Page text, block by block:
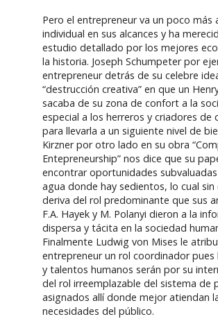
Pero el entrepreneur va un poco más
individual en sus alcances y ha
estudio detallado por los mejores
la historia. Joseph Schumpeter por
entrepreneur detrás de su celebre
“destrucción creativa” en que un
sacaba de su zona de confort a la
especial a los herreros y criadores de
para llevarla a un siguiente nivel de
Kirzner por otro lado en su obra
Entepreneurship” nos dice que su
encontrar oportunidades
agua donde hay sedientos, lo cual sin
deriva del rol predominante que sus
F.A. Hayek y M. Polanyi dieron a la
dispersa y tácita en la sociedad
Finalmente Ludwig von Mises le
entrepreneur un rol coordinador pues
y talentos humanos serán por su
del rol irreemplazable del sistema de
asignados allí donde mejor atiendan
necesidades del público.